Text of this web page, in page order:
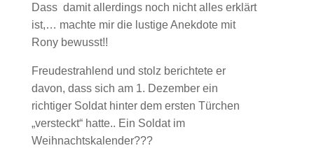
Dass damit allerdings noch nicht alles erklärt
ist,… machte mir die lustige Anekdote mit
Rony bewusst!!
Freudestrahlend und stolz berichtete er
davon, dass sich am 1. Dezember ein
richtiger Soldat hinter dem ersten Türchen
„versteckt“ hatte.. Ein Soldat im
Weihnachtskalender???